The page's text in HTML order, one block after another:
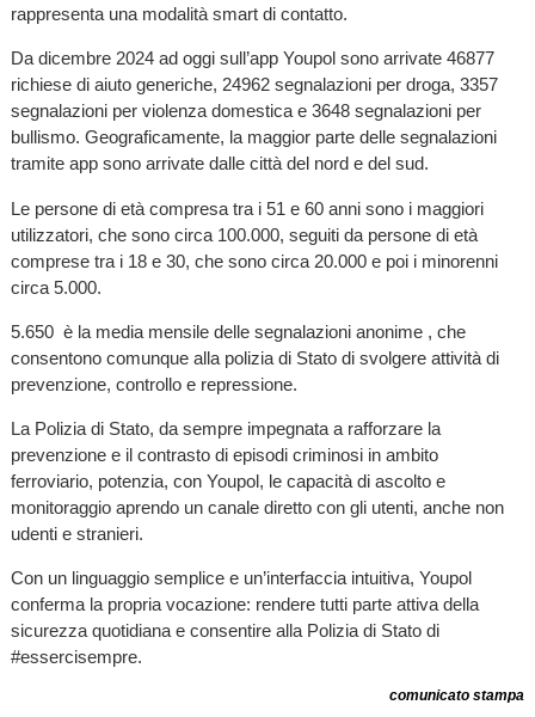
rappresenta una modalità smart di contatto.
Da dicembre 2024 ad oggi sull’app Youpol sono arrivate 46877
richiese di aiuto generiche, 24962 segnalazioni per droga, 3357
segnalazioni per violenza domestica e 3648 segnalazioni per
bullismo. Geograficamente, la maggior parte delle segnalazioni
tramite app sono arrivate dalle città del nord e del sud.
Le persone di età compresa tra i 51 e 60 anni sono i maggiori
utilizzatori, che sono circa 100.000, seguiti da persone di età
comprese tra i 18 e 30, che sono circa 20.000 e poi i minorenni
circa 5.000.
5.650 è la media mensile delle segnalazioni anonime , che
consentono comunque alla polizia di Stato di svolgere attività di
prevenzione, controllo e repressione.
La Polizia di Stato, da sempre impegnata a rafforzare la
prevenzione e il contrasto di episodi criminosi in ambito
ferroviario, potenzia, con Youpol, le capacità di ascolto e
monitoraggio aprendo un canale diretto con gli utenti, anche non
udenti e stranieri.
Con un linguaggio semplice e un’interfaccia intuitiva, Youpol
conferma la propria vocazione: rendere tutti parte attiva della
sicurezza quotidiana e consentire alla Polizia di Stato di
#essercisempre.
comunicato stampa